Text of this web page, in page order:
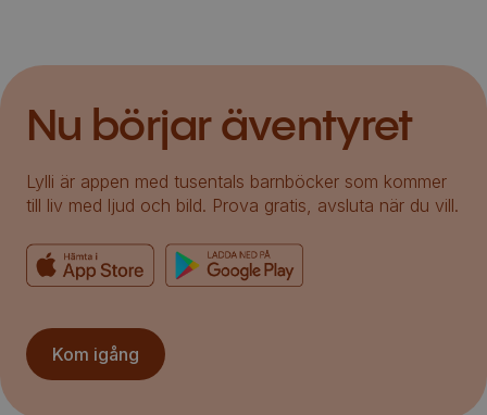
Nu börjar äventyret
Lylli är appen med tusentals barnböcker som kommer
till liv med ljud och bild. Prova gratis, avsluta när du vill.
Kom igång